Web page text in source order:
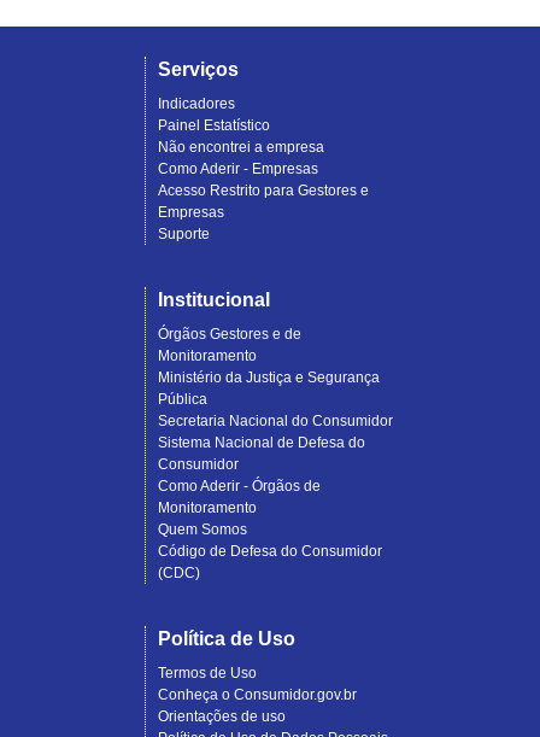
Serviços
Indicadores
Painel Estatístico
Não encontrei a empresa
Como Aderir - Empresas
Acesso Restrito para Gestores e
Empresas
Suporte
Institucional
Órgãos Gestores e de
Monitoramento
Ministério da Justiça e Segurança
Pública
Secretaria Nacional do Consumidor
Sistema Nacional de Defesa do
Consumidor
Como Aderir - Órgãos de
Monitoramento
Quem Somos
Código de Defesa do Consumidor
(CDC)
Política de Uso
Termos de Uso
Conheça o Consumidor.gov.br
Orientações de uso